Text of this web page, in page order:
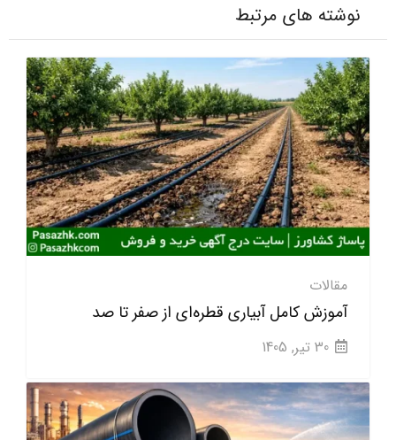
نوشته های مرتبط
مقالات
آموزش کامل آبیاری قطره‌ای از صفر تا صد
30 تیر, 1405